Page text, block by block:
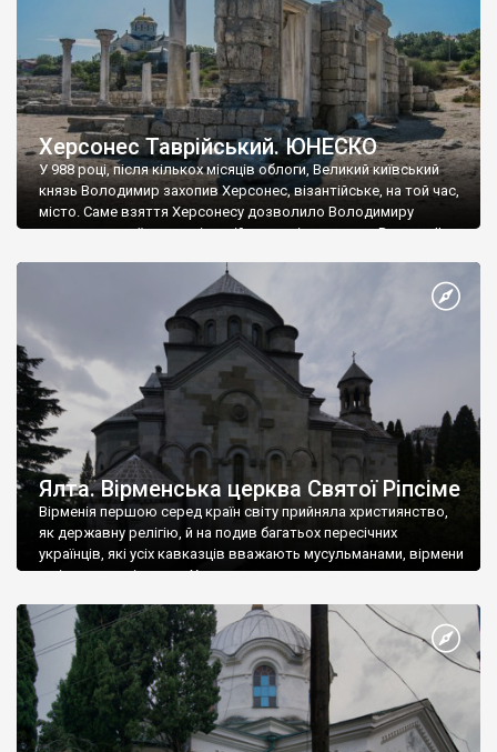
Херсонес Таврійський. ЮНЕСКО
У 988 році, після кількох місяців облоги, Великий київський
князь Володимир захопив Херсонес, візантійське, на той час,
місто. Саме взяття Херсонесу дозволило Володимиру
диктувати свої умови візантійському імператору Василю ІІ, та
Херсонесі Володимир-язичник, став Василем-християнином.
А потім було Хрещення Русі. На честь Херсонесу Таврійського
Ялта. Вірменська церква Святої Ріпсіме
Вірменія першою серед країн світу прийняла християнство,
як державну релігію, й на подив багатьох пересічних
українців, які усіх кавказців вважають мусульманами, вірмени
є відданими вірянами Христа